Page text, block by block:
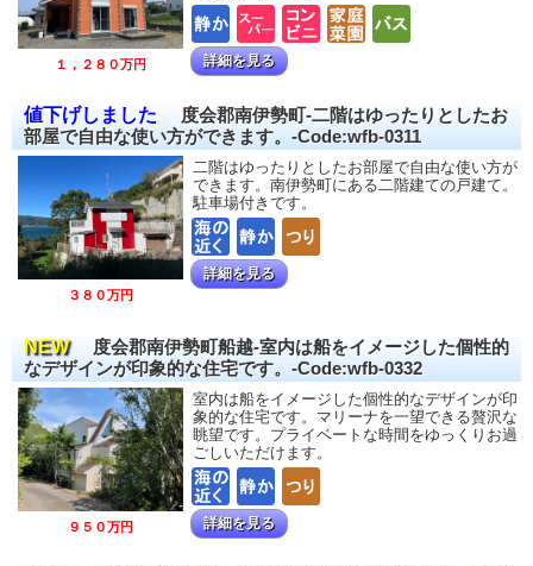
１，２８０万円 詳細を見る
値下げしました
度会郡南伊勢町-二階はゆったりとしたお
部屋で自由な使い方ができます。-Code:wfb-0311
３８０万円
二階はゆったりとしたお部屋で自由な使い方が
できます。南伊勢町にある二階建ての戸建て。
駐車場付きです。
詳細を見る
NEW
度会郡南伊勢町船越-室内は船をイメージした個性的
なデザインが印象的な住宅です。-Code:wfb-0332
９５０万円
室内は船をイメージした個性的なデザインが印
象的な住宅です。マリーナを一望できる贅沢な
眺望です。プライベートな時間をゆっくりお過
ごしいただけます。
詳細を見る